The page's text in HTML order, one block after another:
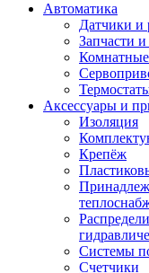
Автоматика
Датчики и
Запчасти
Аксессуары и
Изоляция
Крепёж
Системы
Счетчики